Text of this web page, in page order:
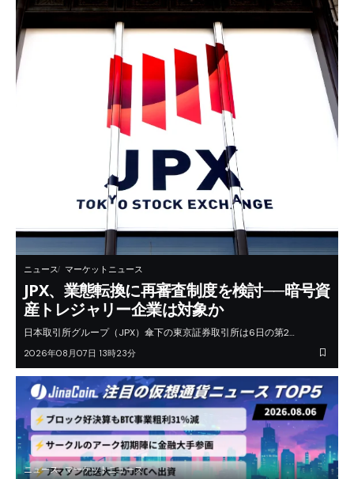
ニュース マーケットニュース
JPX、業態転換に再審査制度を検討──暗号資
産トレジャリー企業は対象か
日本取引所グループ（JPX）傘下の東京証券取引所は6日の第2…
2026年08月07日 13時23分
ニュース マーケットニュース